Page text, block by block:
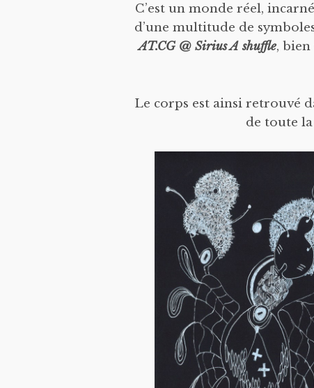
C’est un monde réel,
d’une multitude de
AT.CG @ Sirius A shuffle,
Le corps est ainsi retrouvé
de toute